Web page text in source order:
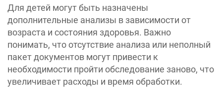
Для детей могут быть назначены
дополнительные анализы в зависимости от
возраста и состояния здоровья. Важно
понимать, что отсутствие анализа или неполный
пакет документов могут привести к
необходимости пройти обследование заново, что
увеличивает расходы и время обработки.